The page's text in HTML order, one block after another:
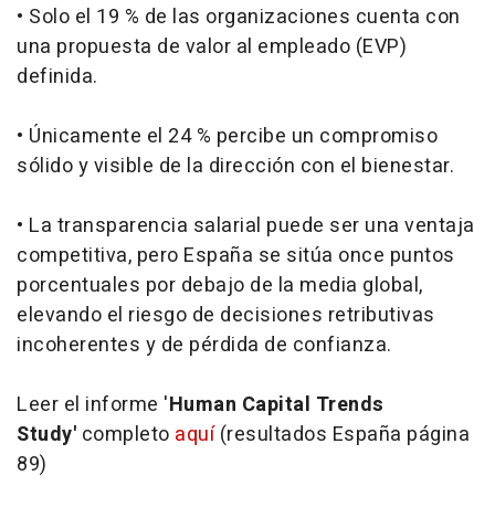
• Solo el 19 % de las organizaciones cuenta con
una propuesta de valor al empleado (EVP)
definida.
• Únicamente el 24 % percibe un compromiso
sólido y visible de la dirección con el bienestar.
• La transparencia salarial puede ser una ventaja
competitiva, pero España se sitúa once puntos
porcentuales por debajo de la media global,
elevando el riesgo de decisiones retributivas
incoherentes y de pérdida de confianza.
Leer el informe 'Human Capital Trends
Study' completo aquí(resultados España página
89)